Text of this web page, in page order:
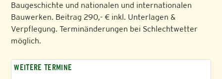
Baugeschichte und nationalen und internationalen
Bauwerken. Beitrag 290,- € inkl. Unterlagen &
Verpflegung. Terminänderungen bei Schlechtwetter
möglich.
WEITERE TERMINE